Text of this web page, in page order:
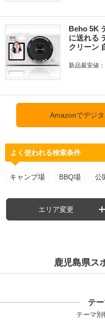
Beho 5K
に送れる
クリーン
新品最安値：
Amazonでデジ
よく使われる検索条件
キャンプ場 BBQ場 公
エリア変更
鹿児島県ス
テ
テーマ別